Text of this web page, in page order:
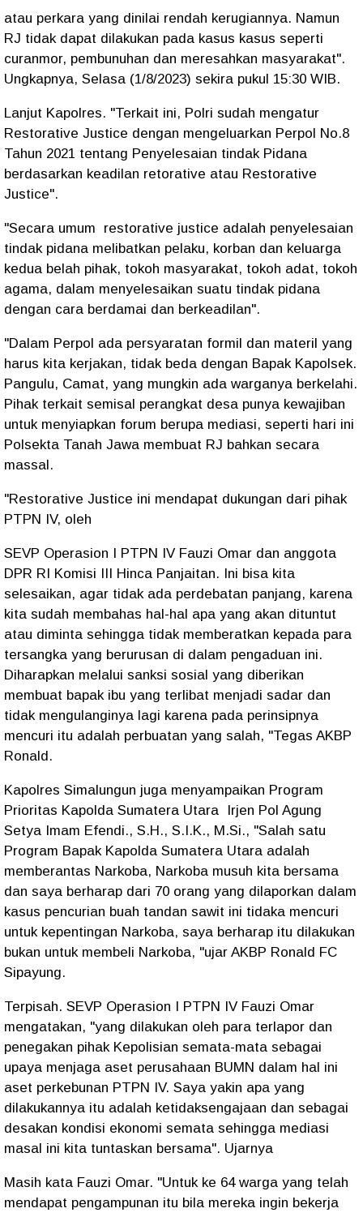
atau perkara yang dinilai rendah kerugiannya. Namun
RJ tidak dapat dilakukan pada kasus kasus seperti
curanmor, pembunuhan dan meresahkan masyarakat".
Ungkapnya, Selasa (1/8/2023) sekira pukul 15:30 WIB.
Lanjut Kapolres. "Terkait ini, Polri sudah mengatur
Restorative Justice dengan mengeluarkan Perpol No.8
Tahun 2021 tentang Penyelesaian tindak Pidana
berdasarkan keadilan retorative atau Restorative
Justice".
"Secara umum restorative justice adalah penyelesaian
tindak pidana melibatkan pelaku, korban dan keluarga
kedua belah pihak, tokoh masyarakat, tokoh adat, tokoh
agama, dalam menyelesaikan suatu tindak pidana
dengan cara berdamai dan berkeadilan".
"Dalam Perpol ada persyaratan formil dan materil yang
harus kita kerjakan, tidak beda dengan Bapak Kapolsek.
Pangulu, Camat, yang mungkin ada warganya berkelahi.
Pihak terkait semisal perangkat desa punya kewajiban
untuk menyiapkan forum berupa mediasi, seperti hari ini
Polsekta Tanah Jawa membuat RJ bahkan secara
massal.
"Restorative Justice ini mendapat dukungan dari pihak
PTPN IV, oleh
SEVP Operasion I PTPN IV Fauzi Omar dan anggota
DPR RI Komisi III Hinca Panjaitan. Ini bisa kita
selesaikan, agar tidak ada perdebatan panjang, karena
kita sudah membahas hal-hal apa yang akan dituntut
atau diminta sehingga tidak memberatkan kepada para
tersangka yang berurusan di dalam pengaduan ini.
Diharapkan melalui sanksi sosial yang diberikan
membuat bapak ibu yang terlibat menjadi sadar dan
tidak mengulanginya lagi karena pada perinsipnya
mencuri itu adalah perbuatan yang salah, "Tegas AKBP
Ronald.
Kapolres Simalungun juga menyampaikan Program
Prioritas Kapolda Sumatera Utara Irjen Pol Agung
Setya Imam Efendi., S.H., S.I.K., M.Si., "Salah satu
Program Bapak Kapolda Sumatera Utara adalah
memberantas Narkoba, Narkoba musuh kita bersama
dan saya berharap dari 70 orang yang dilaporkan dalam
kasus pencurian buah tandan sawit ini tidaka mencuri
untuk kepentingan Narkoba, saya berharap itu dilakukan
bukan untuk membeli Narkoba, "ujar AKBP Ronald FC
Sipayung.
Terpisah. SEVP Operasion I PTPN IV Fauzi Omar
mengatakan, "yang dilakukan oleh para terlapor dan
penegakan pihak Kepolisian semata-mata sebagai
upaya menjaga aset perusahaan BUMN dalam hal ini
aset perkebunan PTPN IV. Saya yakin apa yang
dilakukannya itu adalah ketidaksengajaan dan sebagai
desakan kondisi ekonomi semata sehingga mediasi
masal ini kita tuntaskan bersama". Ujarnya
Masih kata Fauzi Omar. "Untuk ke 64 warga yang telah
mendapat pengampunan itu bila mereka ingin bekerja